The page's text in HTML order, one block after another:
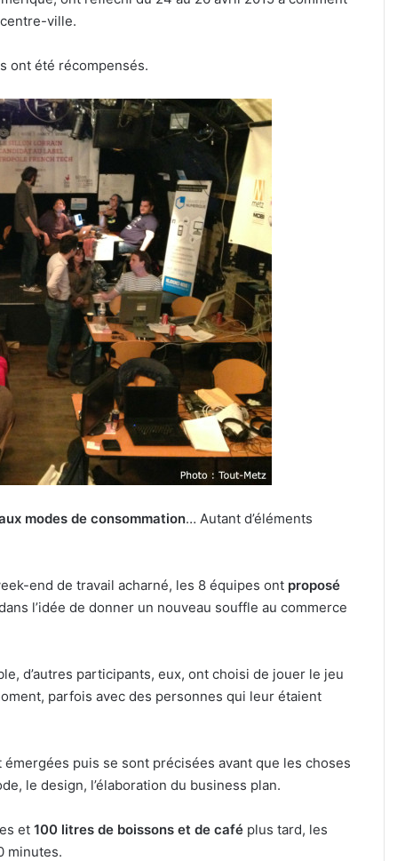
ville.
ont été récompensés.
modes de consommation… Autant d’éléments
end de travail acharné, les 8 équipes ont proposé
l’idée de donner un nouveau souffle au commerce
d’autres participants, eux, ont choisi de jouer le jeu
parfois avec des personnes qui leur étaient
puis se sont précisées avant que les choses
le design, l’élaboration du business plan.
et 100 litres de boissons et de caféplus tard, les
minutes.
» :
pour le
de la FIM
Kaza,
Jungeli
et
Helmut
Fritz
à
l’affiche
nouveau
festival
de
Amnéville
7 août 2026
Kaza, Jungeli et Helmut Fritz à
l’affiche d’un nouveau festival
musique à Amnéville